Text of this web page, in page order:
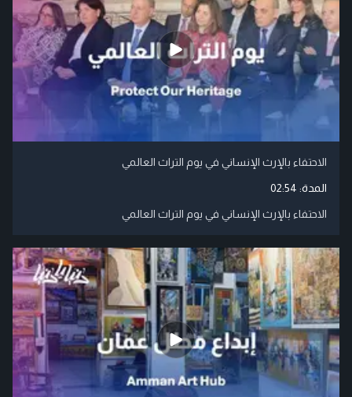
الاحتفاء بالإرث الإنساني في يوم التراث العالمي
المدة: 02:54
الاحتفاء بالإرث الإنساني في يوم التراث العالمي